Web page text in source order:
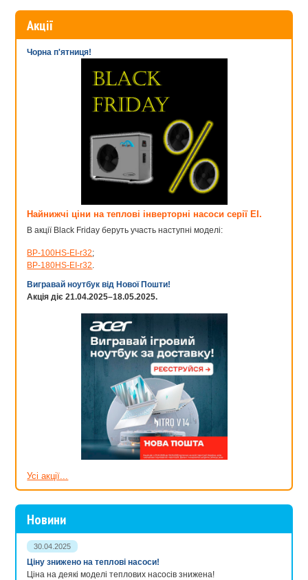
Акції
Чорна п'ятниця!
Найнижчі ціни на теплові інверторні насоси серії EI.
В акції Black Friday беруть участь наступні моделі:
BP-100HS-EI-r32;
BP-180HS-EI-r32.
Вигравай ноутбук від Нової Пошти!
Акція діє 21.04.2025–18.05.2025.
Усі акції...
Новини
30.04.2025
Ціну знижено на теплові насоси!
Ціна на деякі моделі теплових насосів знижена!